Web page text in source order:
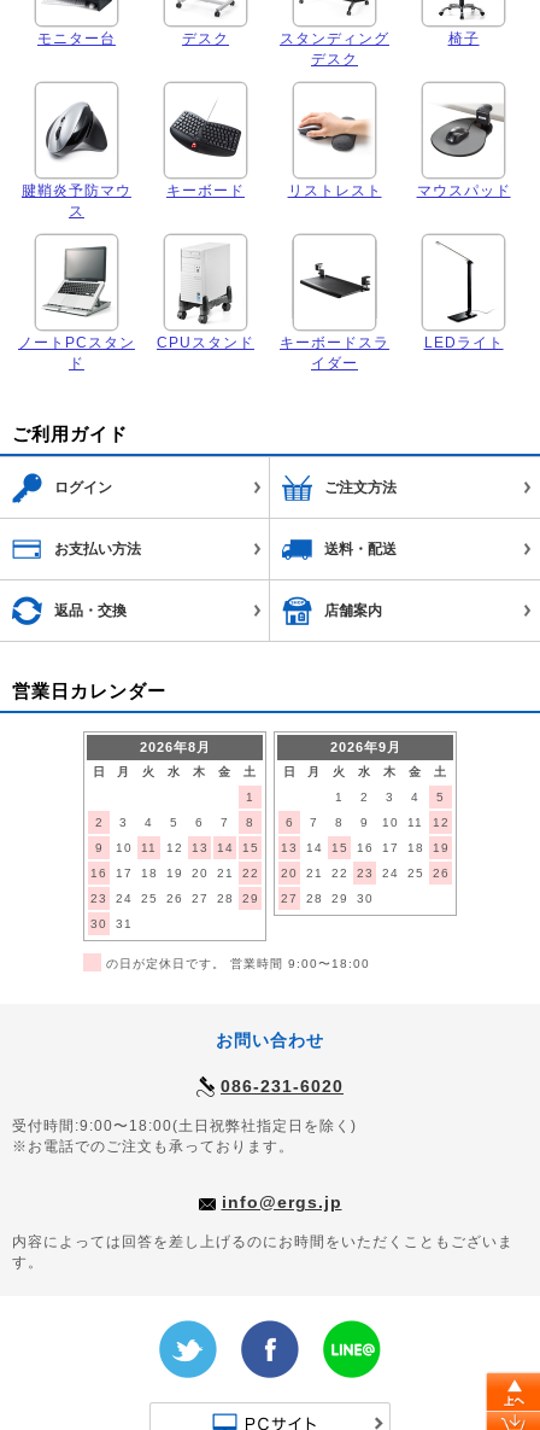
モニター台 デスク
スタンディング
デスク
椅子
腱鞘炎予防マウ
ス
キーボード リストレスト マウスパッド
ノートPCスタン
ド
CPUスタンド
キーボードスラ
イダー
LEDライト
ご利用ガイド
ログイン ご注文方法
お支払い方法 送料・配送
返品・交換 店舗案内
営業日カレンダー
2026年8月
日 月 火 水 木 金
土
1
2
3 4 5 6 7
8
9
10 11 12 13 14
15
16
17 18 19 20 21
22
23
24 25 26 27 28
29
30
31
2026年9月
日 月 火 水 木 金
土
1
2 3 4
5
6
7 8 9 10 11
12
13
14 15 16 17 18
19
20
21 22 23 24 25
26
27
28 29 30
の日が定休日です。 営業時間 9:00〜18:00
お問い合わせ
086-231-6020
受付時間:9:00〜18:00(土日祝弊社指定日を除く)
※お電話でのご注文も承っております。
info@ergs.jp
内容によっては回答を差し上げるのにお時間をいただくこともございま
す。